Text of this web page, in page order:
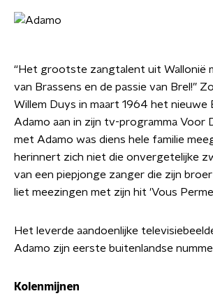
“Het grootste zangtalent uit Wallonië
van Brassens en de passie van Brel!”
Willem Duys in maart 1964 het nieuwe
Adamo aan in zijn tv-programma Voor
met Adamo was diens hele familie
herinnert zich niet die onvergetelijke
van een piepjonge zanger die zijn
liet meezingen met zijn hit 'Vous
Het leverde aandoenlijke
Adamo zijn eerste buitenlandse
Kolenmijnen